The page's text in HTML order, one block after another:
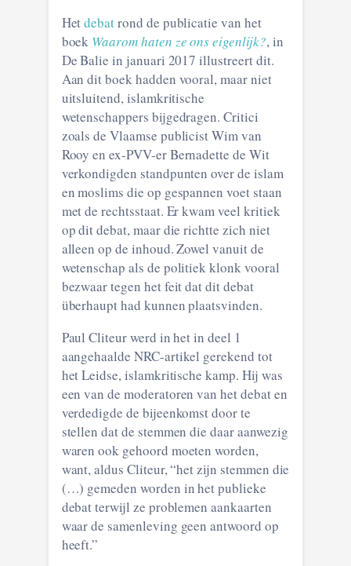
Hetdebatrond de publicatie van het
boek Waarom haten ze ons eigenlijk?, in
De Balie in januari 2017 illustreert dit.
Aan dit boek hadden vooral, maar niet
uitsluitend, islamkritische
wetenschappers bijgedragen. Critici
zoals de Vlaamse publicist Wim van
Rooy en ex-PVV-er Bernadette de Wit
verkondigden standpunten over de islam
en moslims die op gespannen voet staan
met de rechtsstaat. Er kwam veel kritiek
op dit debat, maar die richtte zich niet
alleen op de inhoud. Zowel vanuit de
wetenschap als de politiek klonk vooral
bezwaar tegen het feit dat dit debat
überhaupt had kunnen plaatsvinden.
Paul Cliteur werd in het in deel 1
aangehaalde NRC-artikel gerekend tot
het Leidse, islamkritische kamp. Hij was
een van de moderatoren van het debat en
verdedigde de bijeenkomst door te
stellen dat de stemmen die daar aanwezig
waren ook gehoord moeten worden,
want, aldus Cliteur, “het zijn stemmen die
(…) gemeden worden in het publieke
debat terwijl ze problemen aankaarten
waar de samenleving geen antwoord op
heeft.”